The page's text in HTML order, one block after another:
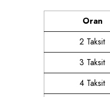
Oran
2 Taksit
3 Taksit
4 Taksit